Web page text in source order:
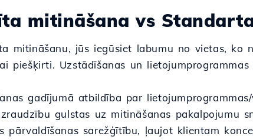
mitināšana vs
mitināšanu, jūs iegūsiet labumu no vietas, ko
piešķirti. Uzstādīšanas un
gadījumā atbildība par
gulstas uz mitināšanas pakalpojumu
pārvaldīšanas sarežģītību, ļaujot klientam